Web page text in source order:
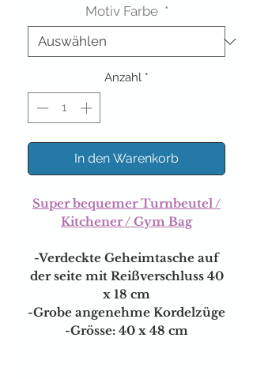
Motiv Farbe *
Anzahl *
In den Warenkorb
Super bequemer Turnbeutel /
Kitchener / Gym Bag
-Verdeckte Geheimtasche auf
der seite mit Reißverschluss 40
x 18 cm
-Grobe angenehme Kordelzüge
-Grösse: 40 x 48 cm